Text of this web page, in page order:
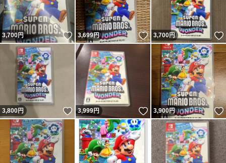
3,700円 いいね！
3,699円 いいね！
3,700円
3,800円 いいね！
3,999円 いいね！
3,900円